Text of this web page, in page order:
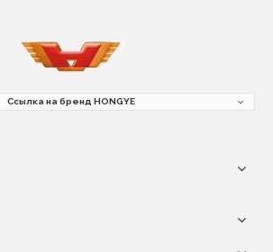
Ссылка на бренд HONGYE